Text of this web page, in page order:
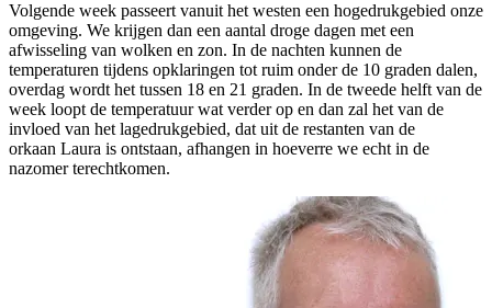
Volgende week passeert vanuit het westen een hogedrukgebied onze
omgeving. We krijgen dan een aantal droge dagen met een
afwisseling van wolken en zon. In de nachten kunnen de
temperaturen tijdens opklaringen tot ruim onder de 10 graden dalen,
overdag wordt het tussen 18 en 21 graden. In de tweede helft van de
week loopt de temperatuur wat verder op en dan zal het van de
invloed van het lagedrukgebied, dat uit de restanten van de
orkaan Laura is ontstaan, afhangen in hoeverre we echt in de
nazomer terechtkomen.